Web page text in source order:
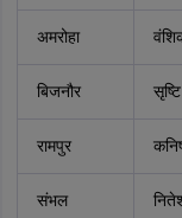
अमरोहा
बिजनौर
रामपुर
संभल